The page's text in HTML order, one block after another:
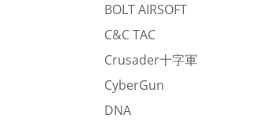
BOLT AIRSOFT
C&C TAC
Crusader十字軍
CyberGun
DNA